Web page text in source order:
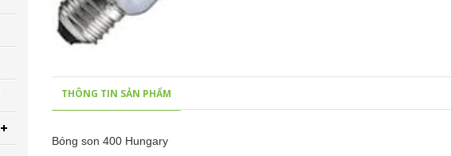
THÔNG TIN SẢN PHẨM
Bóng son 400 Hungary